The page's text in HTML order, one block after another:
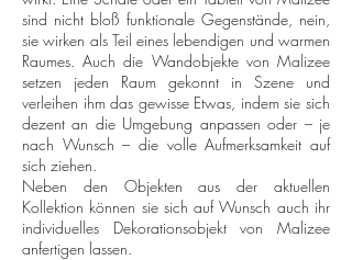
sind nicht bloß funktionale Gegenstände, nein,
sie wirken als Teil eines lebendigen und warmen
Raumes. Auch die Wandobjekte von Malizee
setzen jeden Raum gekonnt in Szene und
verleihen ihm das gewisse Etwas, indem sie sich
dezent an die Umgebung anpassen oder – je
nach Wunsch – die volle Aufmerksamkeit auf
sich ziehen.
Neben den Objekten aus der aktuellen
Kollektion können sie sich auf Wunsch auch ihr
individuelles Dekorationsobjekt von Malizee
anfertigen lassen.